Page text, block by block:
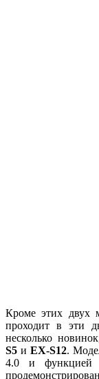
Кроме этих двух
проходит в эти
несколько
S5 и EX-S12.
4.0 и функцией